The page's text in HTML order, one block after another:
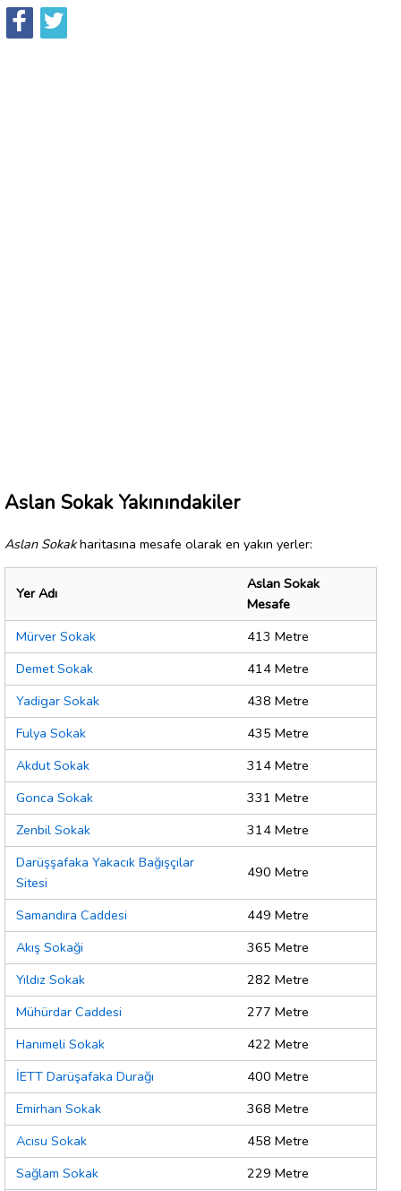
Aslan Sokak Yakınındakiler
Aslan Sokakharitasına mesafe olarak en yakın yerler:
Yer Adı
Aslan Sokak
Mesafe
Mürver Sokak
413 Metre
Demet Sokak
414 Metre
Yadigar Sokak
438 Metre
Fulya Sokak
435 Metre
Akdut Sokak
314 Metre
Gonca Sokak
331 Metre
Zenbil Sokak
314 Metre
Darüşşafaka Yakacık Bağışçılar
Sitesi
490 Metre
Samandıra Caddesi
449 Metre
Akış Sokaği
365 Metre
Yıldız Sokak
282 Metre
Mühürdar Caddesi
277 Metre
Hanımeli Sokak
422 Metre
İETT Darüşafaka Durağı
400 Metre
Emirhan Sokak
368 Metre
Acısu Sokak
458 Metre
Sağlam Sokak
229 Metre